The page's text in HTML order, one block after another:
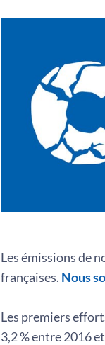
Les émissions de
françaises. Nous
Les premiers
3,2 % entre 2016